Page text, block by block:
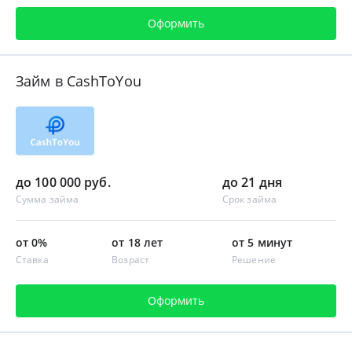
Оформить
Займ в CashToYou
до 100 000 руб.
Сумма займа
до 21 дня
Срок займа
от 0%
Ставка
от 18 лет
Возраст
от 5 минут
Решение
Оформить